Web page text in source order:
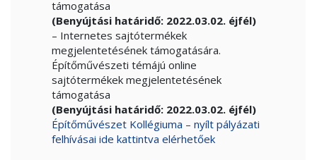
támogatása
(Benyújtási határidő: 2022.03.02. éjfél)
– Internetes sajtótermékek
megjelentetésének támogatására.
Építőművészeti témájú online
sajtótermékek megjelentetésének
támogatása
(Benyújtási határidő: 2022.03.02. éjfél)
Építőművészet Kollégiuma – nyílt pályázati
felhívásai ide kattintva elérhetőek